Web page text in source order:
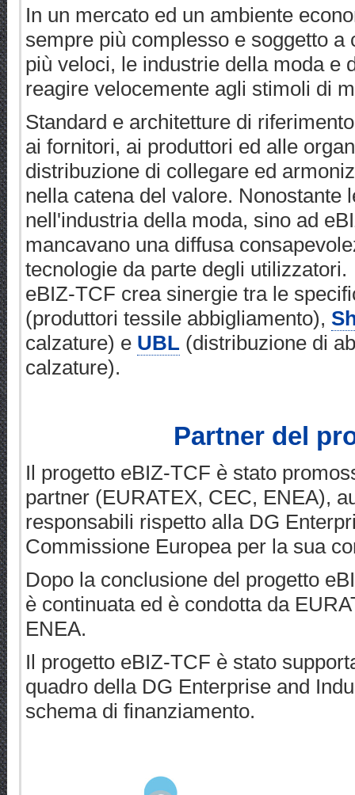
In un mercato ed un ambiente
sempre più complesso e soggetto a
più veloci, le industrie della moda e
reagire velocemente agli stimoli di
Standard e architetture di
ai fornitori, ai produttori ed alle
distribuzione di collegare ed
nella catena del valore. Nonostante
nell'industria della moda, sino ad
mancavano una diffusa
tecnologie da parte degli utilizzatori.
eBIZ-TCF crea sinergie tra le
(produttori tessile abbigliamento),
calzature) e UBL (distribuzione di
calzature).
Partner del
Il progetto eBIZ-TCF è stato
partner (EURATEX, CEC, ENEA),
responsabili rispetto alla DG
Commissione Europea per la sua
Dopo la conclusione del progetto
è continuata ed è condotta da
ENEA.
Il progetto eBIZ-TCF è stato
quadro della DG Enterprise and
schema di finanziamento.